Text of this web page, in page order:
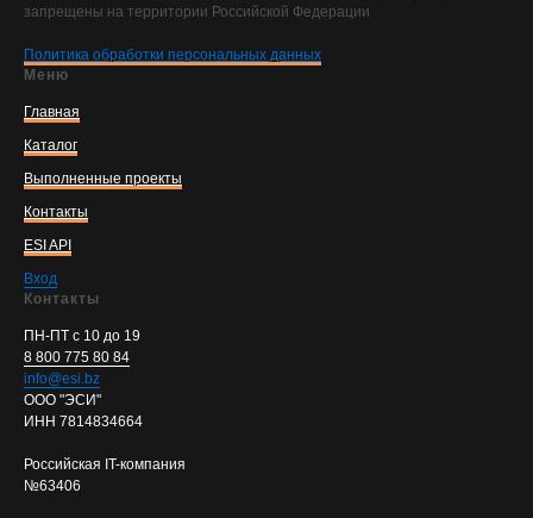
запрещены на территории Российской Федерации
Политика обработки персональных данных
Меню
Главная
Каталог
Выполненные проекты
Контакты
ESI API
Вход
Контакты
ПН-ПТ с 10 до 19
8 800 775 80 84
info@esi.bz
ООО "ЭСИ"
ИНН 7814834664
Российская IT-компания
№63406